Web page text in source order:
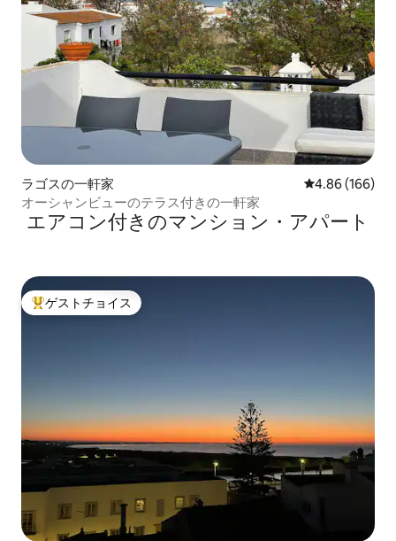
ラゴスの一軒家 レビュー166
4.86 (166)
オーシャンビューのテラス付きの一軒家
エアコン付きのマンション・アパート
大好評のゲストチョイスです。
ゲストチョイス